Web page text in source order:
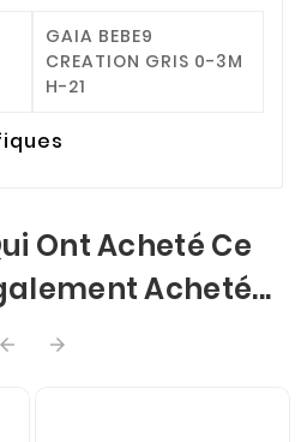
GAIA BEBE9
CREATION GRIS 0-3M
H-21
Ont Acheté Ce
Acheté...
 